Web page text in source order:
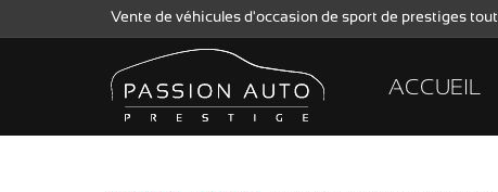
Vente de véhicules d'occasion de sport de prestiges
ACCUEIL